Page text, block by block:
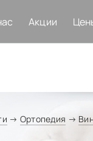
Акции
→ Ортопедия →